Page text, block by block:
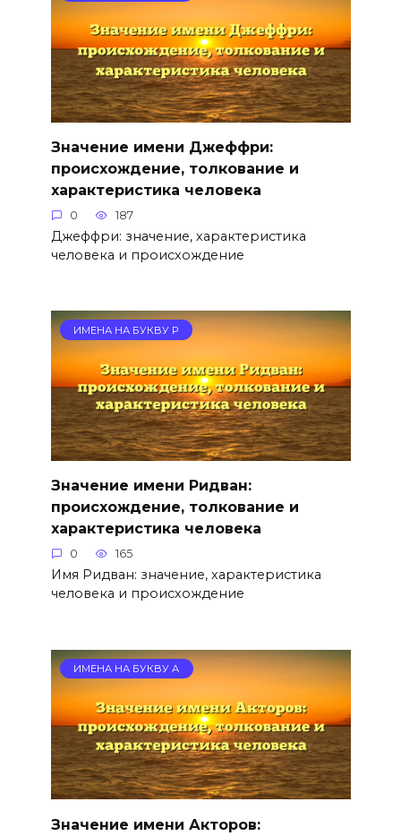
Значение имени Джеффри:
происхождение, толкование и
характеристика человека
0 187
Джеффри: значение, характеристика
человека и происхождение
ИМЕНА НА БУКВУ Р
Значение имени Ридван:
происхождение, толкование и
характеристика человека
0 165
Имя Ридван: значение, характеристика
человека и происхождение
ИМЕНА НА БУКВУ А
Значение имени Акторов: